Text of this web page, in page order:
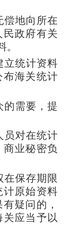
偿地向所在
政府有关
统计资料
布海关统计
的需要，提
对在统计
业秘密负
保存期限
计原始资料
疑问的，
应当予以